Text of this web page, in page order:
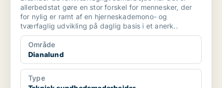
allerbedstat gøre en stor forskel for mennesker, der
for nylig er ramt af en hjerneskademono- og
tværfaglig udvikling på daglig basis i et anerk..
Område
Dianalund
Type